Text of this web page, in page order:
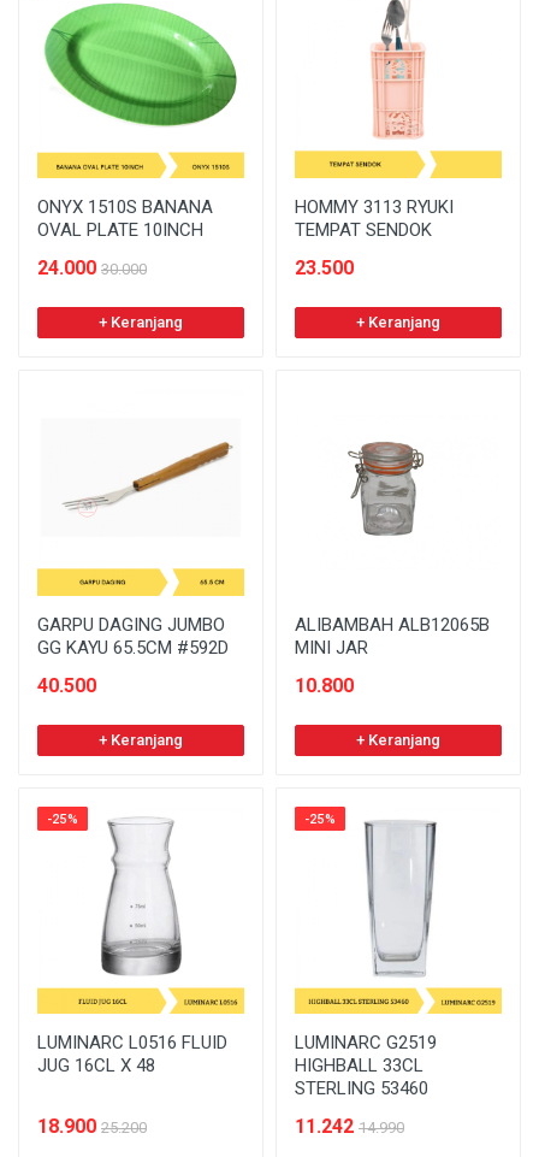
ONYX 1510S BANANA
OVAL PLATE 10INCH
24.000 30.000
+ Keranjang
HOMMY 3113 RYUKI
TEMPAT SENDOK
23.500
+ Keranjang
GARPU DAGING JUMBO
GG KAYU 65.5CM #592D
40.500
+ Keranjang
ALIBAMBAH ALB12065B
MINI JAR
10.800
+ Keranjang
-25%
LUMINARC L0516 FLUID
JUG 16CL X 48
18.900 25.200
-25%
LUMINARC G2519
HIGHBALL 33CL
STERLING 53460
11.242 14.990